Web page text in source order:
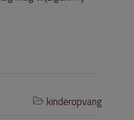
 kinderopvang